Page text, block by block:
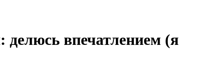
делюсь впечатлением (я